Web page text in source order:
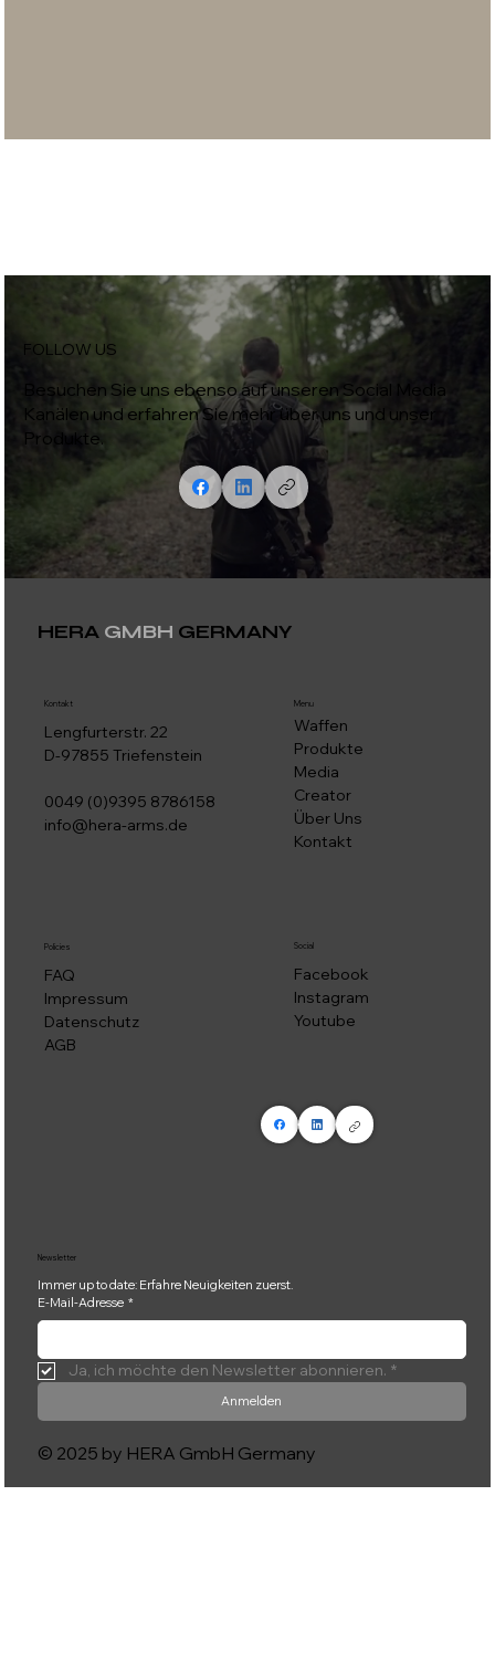
FOLLOW US
Besuchen Sie uns ebenso auf unseren Social Media
Kanälen und erfahren Sie mehr über uns und unser
Produkte.
HERA GMBH GERMANY
Menu
Waffen
Produkte
Media
Creator
Über Uns
Kontakt
Policies
FAQ
Impressum
Datenschutz
AGB
Kontakt
Lengfurterstr. 22
D-97855 Triefenstein
0049 (0)9395 8786158
info@hera-arms.de
Social
Facebook
Instagram
Youtube
Newsletter
Immer up to date: Erfahre Neuigkeiten zuerst.
E-Mail-Adresse *
Ja, ich möchte den Newsletter abonnieren. *
Anmelden
© 2025 by HERA GmbH Germany